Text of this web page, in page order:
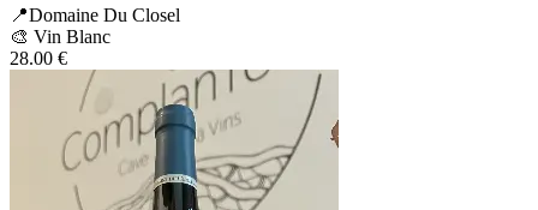
📍Domaine Du Closel
🎨 Vin Blanc
28.00 €